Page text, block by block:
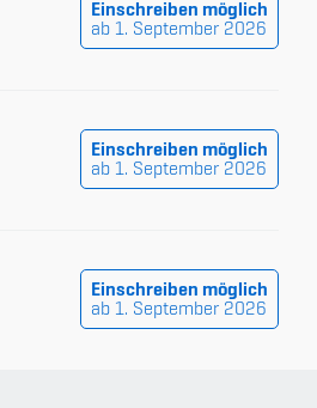
Einschreiben möglich
ab 1. September 2026
Einschreiben möglich
ab 1. September 2026
Einschreiben möglich
ab 1. September 2026